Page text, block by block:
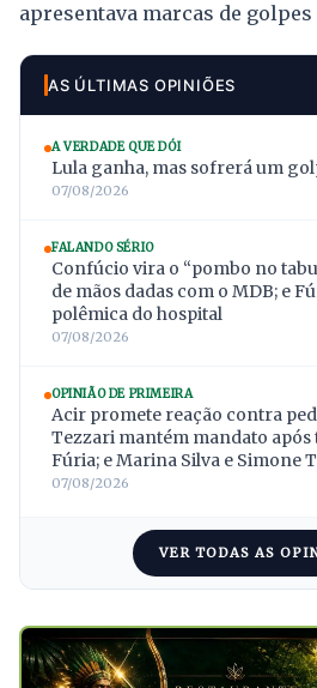
apresentava marcas de golpes
AS ÚLTIMAS OPINIÕES
A VERDADE QUE DÓI
Lula ganha, mas sofrerá um
07/08/2026
FALANDO SÉRIO
Confúcio vira o “pombo no
de mãos dadas com o MDB; e
polêmica do hospital
07/08/2026
OPINIÃO DE PRIMEIRA
Acir promete reação contra
Tezzari mantém mandato
Fúria; e Marina Silva e Simone
07/08/2026
VER TODAS AS